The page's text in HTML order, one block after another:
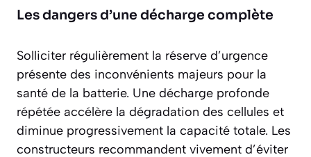
Les dangers d’une décharge complète
Solliciter régulièrement la réserve d’urgence
présente des inconvénients majeurs pour la
santé de la batterie. Une décharge profonde
répétée accélère la dégradation des cellules et
diminue progressivement la capacité totale. Les
constructeurs recommandent vivement d’éviter